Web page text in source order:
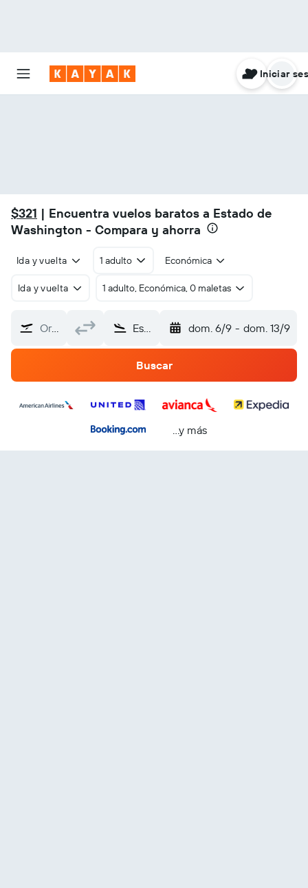
Iniciar
$321 | Encuentra vuelos baratos a Estado de
Washington - Compara y ahorra
Ida y vuelta 1 adulto Económica
Ida y vuelta 1 adulto, Económica, 0 maletas
Origen Estado de Washington dom. 6/9 - dom. 13/9
Buscar
...y más